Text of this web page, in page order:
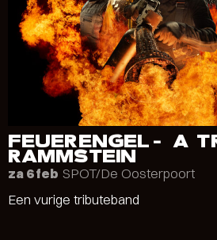
FEUERENGEL- A
RAMMSTEIN
za 6 feb SPOT/De Oosterpoort
Een vurige tributeband